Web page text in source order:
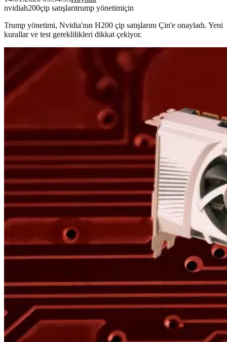
nvidiah200çip satışlarıtrump yönetimiçin
Trump yönetimi, Nvidia'nın H200 çip satışlarını Çin'e onayladı. Yeni
kurallar ve test gereklilikleri dikkat çekiyor.